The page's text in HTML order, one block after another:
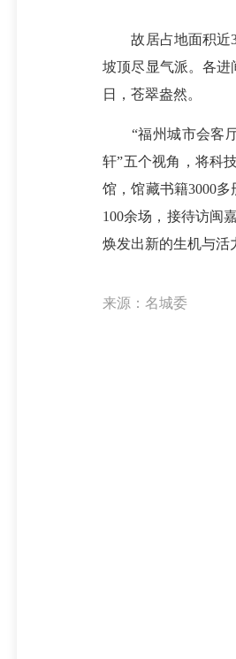
故居占地面积近
坡顶尽显气派。各
日，苍翠盎然。
“福州城市会客厅”
轩”五个视角，将科
馆，馆藏书籍3000
100余场，接待访闽
焕发出新的生机与活
来源：名城委